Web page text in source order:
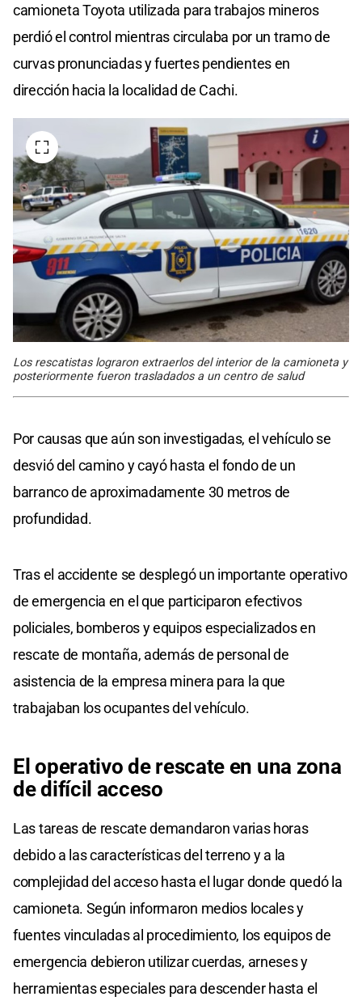
camioneta Toyota utilizada para trabajos mineros
perdió el control mientras circulaba por un tramo de
curvas pronunciadas y fuertes pendientes en
dirección hacia la localidad de Cachi.
Los rescatistas lograron extraerlos del interior de la camioneta y
posteriormente fueron trasladados a un centro de salud
Por causas que aún son investigadas, el vehículo se
desvió del camino y cayó hasta el fondo de un
barranco de aproximadamente 30 metros de
profundidad.
Tras el accidente se desplegó un importante operativo
de emergencia en el que participaron efectivos
policiales, bomberos y equipos especializados en
rescate de montaña, además de personal de
asistencia de la empresa minera para la que
trabajaban los ocupantes del vehículo.
El operativo de rescate en una zona
de difícil acceso
Las tareas de rescate demandaron varias horas
debido a las características del terreno y a la
complejidad del acceso hasta el lugar donde quedó la
camioneta. Según informaron medios locales y
fuentes vinculadas al procedimiento, los equipos de
emergencia debieron utilizar cuerdas, arneses y
herramientas especiales para descender hasta el